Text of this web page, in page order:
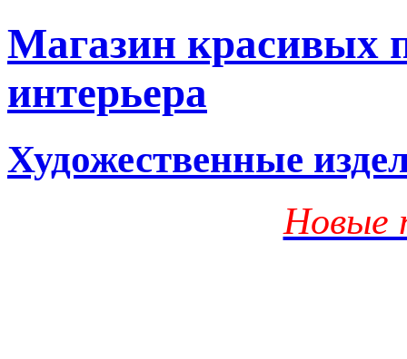
Магазин красивых
интерьера
Художественные
Новые